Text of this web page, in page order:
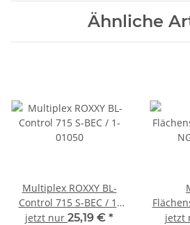
Ähnliche
Multiplex ROXXY BL-
Control 715 S-BEC / 1-
01050
jetzt nur 25,19 € * jetzt